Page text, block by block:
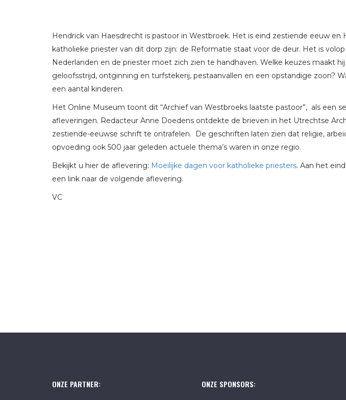
Hendrick van Haesdrecht is pastoor in Westbroek. Het is eind zestiende eeuw en
katholieke priester van dit dorp zijn: de Reformatie staat voor de deur. Het is
Nederlanden en de priester moet zich zien te handhaven. Welke keuzes maakt
geloofsstrijd, ontginning en turfstekerij, pestaanvallen en een opstandige zoon?
een aantal kinderen.
Het Online Museum toont dit “Archief van Westbroeks laatste pastoor”, als een
afleveringen. Redacteur Anne Doedens ontdekte de brieven in het Utrechtse
zestiende-eeuwse schrift te ontrafelen. De geschriften laten zien dat religie,
opvoeding ook 500 jaar geleden actuele thema’s waren in onze regio.
Bekijkt u hier de aflevering: Moeilijke dagen voor katholieke priesters. Aan het
een link naar de volgende aflevering.
VC
ONZE PARTNER: ONZE SPONSORS: